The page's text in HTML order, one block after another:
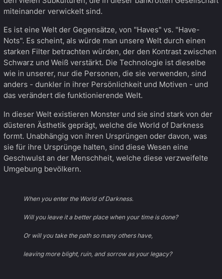
miteinander verwickelt sind.
Es ist eine Welt der Gegensätze, von "Haves" vs. "Have-
Nots". Es scheint, als würde man unsere Welt durch einen
starken Filter betrachten würden, der den Kontrast zwischen
Schwarz und Weiß verstärkt. Die Technologie ist dieselbe
wie in unserer, nur die Personen, die sie verwenden, sind
anders - dunkler in ihrer Persönlichkeit und Motiven - und
das verändert die funktionierende Welt.
In dieser Welt existieren Monster und sie sind stark von der
düsteren Ästhetik geprägt, welche die World of Darkness
formt. Unabhängig von ihren Ursprüngen oder davon, was
sie für ihre Ursprünge halten, sind diese Wesen eine
Geschwulst an der Menschheit, welche diese verzweifelte
Umgebung bevölkern.
When you enter the World of Darkness.
Will you leave it a better place when your time is done?
Or will you take the path so many others have,
leaving more blight, ruin, and sorrow as your legacy?